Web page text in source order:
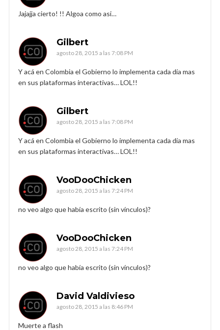
Jajajja cierto! !! Algoa como asi…
Gilbert
agosto 28, 2015 a las 7:08 PM
Y acá en Colombia el Gobierno lo implementa cada día mas
en sus plataformas interactivas… LOL!!
Gilbert
agosto 28, 2015 a las 7:08 PM
Y acá en Colombia el Gobierno lo implementa cada día mas
en sus plataformas interactivas… LOL!!
VooDooChicken
agosto 28, 2015 a las 7:24 PM
no veo algo que había escrito (sin vínculos)?
VooDooChicken
agosto 28, 2015 a las 7:24 PM
no veo algo que había escrito (sin vínculos)?
David Valdivieso
agosto 28, 2015 a las 8:46 PM
Muerte a flash